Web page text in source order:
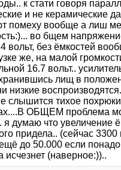
к стати говоря
и не керамические
помеху вообще а лиш
во бщем
вольт, без ёмкостей
же, на малой
16.7 вольт..
лищ в
низкие
слышится тихое
ОБЩЕМ проблема
я думаю что увеличение
придела.. (сейчас
до 50.000 если
исчезнет (наверное:))..